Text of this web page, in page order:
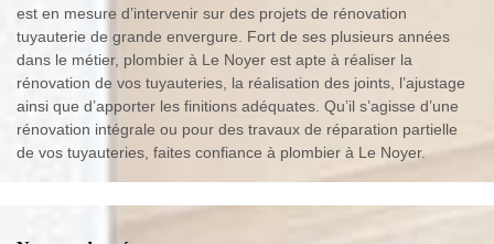
est en mesure d’intervenir sur des projets de rénovation
tuyauterie de grande envergure. Fort de ses plusieurs années
dans le métier, plombier à Le Noyer est apte à réaliser la
rénovation de vos tuyauteries, la réalisation des joints, l’ajustage
ainsi que d’apporter les finitions adéquates. Qu’il s’agisse d’une
rénovation intégrale ou pour des travaux de réparation partielle
de vos tuyauteries, faites confiance à plombier à Le Noyer.